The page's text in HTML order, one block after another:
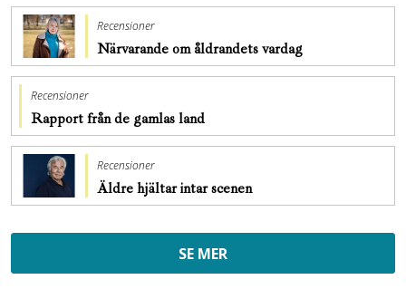
Recensioner
Närvarande om åldrandets vardag
Recensioner
Rapport från de gamlas land
Recensioner
Äldre hjältar intar scenen
SE MER